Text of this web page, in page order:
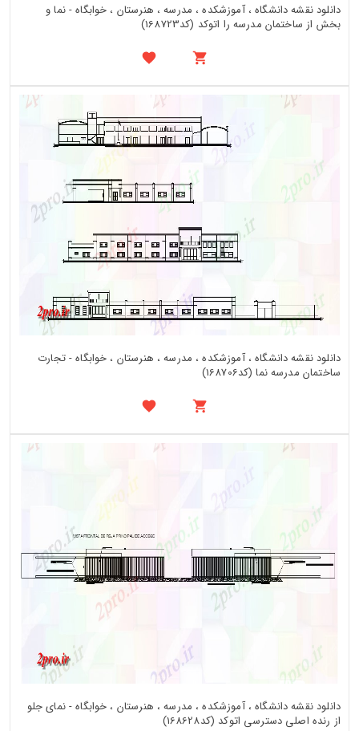
دانلود نقشه دانشگاه ، آموزشکده ، مدرسه ، هنرستان ، خوابگاه - نما و
بخش از ساختمان مدرسه را اتوکد (کد168723)
دانلود نقشه دانشگاه ، آموزشکده ، مدرسه ، هنرستان ، خوابگاه - تجارت
ساختمان مدرسه نما (کد168706)
دانلود نقشه دانشگاه ، آموزشکده ، مدرسه ، هنرستان ، خوابگاه - نمای جلو
از رنده اصلی دسترسی اتوکد (کد168628)